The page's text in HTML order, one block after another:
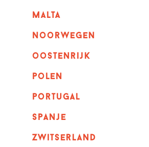
malta
noorwegen
oostenrijk
polen
portugal
spanje
zwitserland